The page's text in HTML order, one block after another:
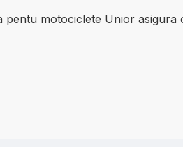
motociclete Unior